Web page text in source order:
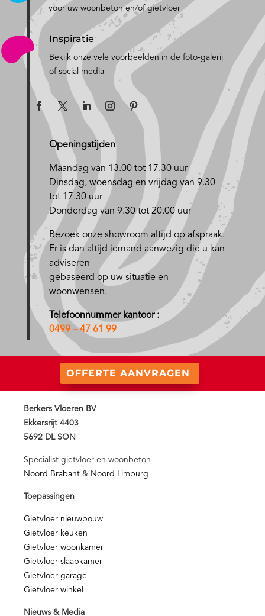
voor uw woonbeton en/of gietvloer
Inspiratie
Bekijk onze vele voorbeelden in de foto-galerij
of social media
Openingstijden
Maandag van 13.00 tot 17.30 uur
Dinsdag, woensdag en vrijdag van 9.30
tot 17.30 uur
Donderdag van 9.30 tot 20.00 uur
Bezoek onze showroom altijd op afspraak.
Er is dan altijd iemand aanwezig die u kan
adviseren
gebaseerd op uw situatie en
woonwensen.
Telefoonnummer kantoor :
0499 – 47 61 99
OFFERTE AANVRAGEN
Berkers Vloeren BV
Ekkersrijt 4403
5692 DL SON
Specialist gietvloer en woonbeton
Noord Brabant & Noord Limburg
Toepassingen
Gietvloer nieuwbouw
Gietvloer keuken
Gietvloer woonkamer
Gietvloer slaapkamer
Gietvloer garage
Gietvloer winkel
Nieuws & Media